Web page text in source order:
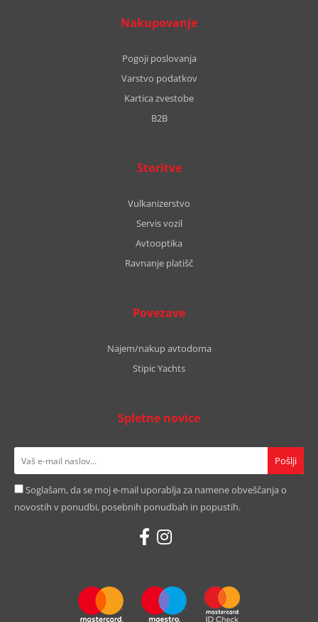
Nakupovanje
Pogoji poslovanja
Varstvo podatkov
Kartica zvestobe
B2B
Storitve
Vulkanizerstvo
Servis vozil
Avtooptika
Ravnanje platišč
Povezave
Najem/nakup avtodoma
Stipic Yachts
Spletne novice
Soglašam, da se moj e-mail uporablja za namene obveščanja o
novostih v ponudbi, posebnih ponudbah in popustih.